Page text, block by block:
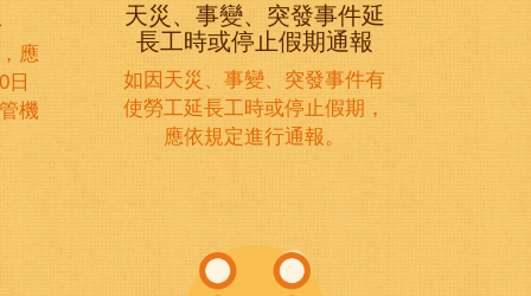
應
日
機
天災、事變、突發事件延
長工時或停止假期通報
如因天災、事變、突發事件有
使勞工延長工時或停止假期，
應依規定進行通報。